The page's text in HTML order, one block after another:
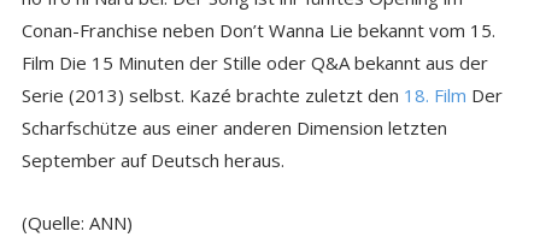
Conan-Franchise neben Don’t Wanna Lie bekannt vom 15.
Film Die 15 Minuten der Stille oder Q&A bekannt aus der
Serie (2013) selbst. Kazé brachte zuletzt den 18. Film Der
Scharfschütze aus einer anderen Dimension letzten
September auf Deutsch heraus.
(Quelle: ANN)